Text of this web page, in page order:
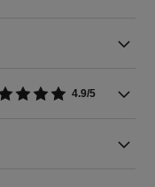
4.9/5